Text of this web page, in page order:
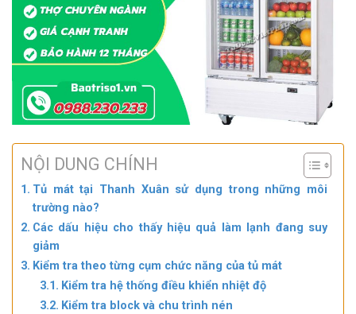
NỘI DUNG CHÍNH
Tủ mát tại Thanh Xuân sử dụng trong những môi
trường nào?
Các dấu hiệu cho thấy hiệu quả làm lạnh đang suy
giảm
Kiểm tra theo từng cụm chức năng của tủ mát
Kiểm tra hệ thống điều khiển nhiệt độ
Kiểm tra block và chu trình nén